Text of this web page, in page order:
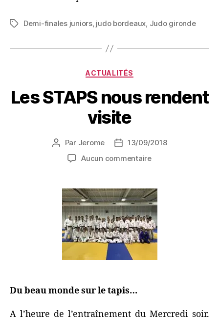
Demi-finales juniors, judo bordeaux, Judo gironde
ACTUALITÉS
Les STAPS nous rendent
visite
Par Jerome
13/09/2018
Aucun commentaire
Du beau monde sur le tapis…
A l’heure de l’entraînement du Mercredi soir,